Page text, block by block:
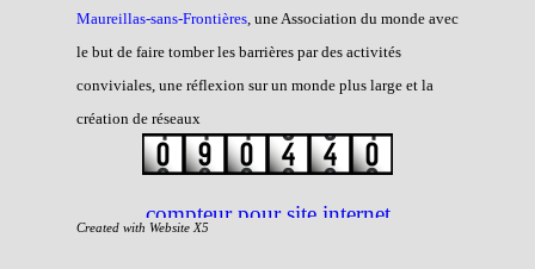
Maureillas-sans-Frontières, une Association du monde avec
le but de faire tomber les barrières par des activités
conviviales, une réflexion sur un monde plus large et la
création de réseaux
compteur pour site internet
Created with Website X5